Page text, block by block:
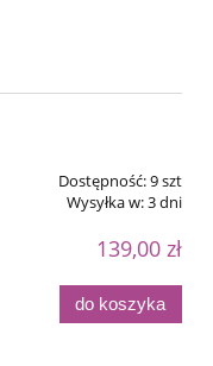
Dostępność:9 szt
Wysyłka w:3 dni
139,00 zł
do koszyka